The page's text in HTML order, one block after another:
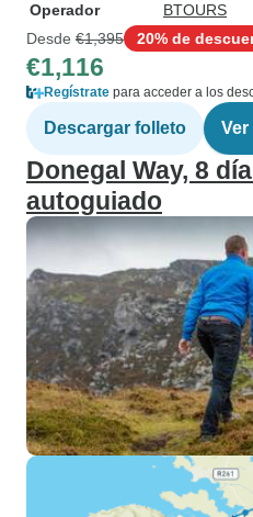
Operador
BTOURS
Desde €1,395 20% de
€1,116
Regístrate para acceder a los
Descargar folleto
Donegal Way, 8
autoguiado